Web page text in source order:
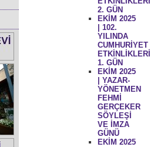
2. GÜN
EKİM 2025
| 102.
YILINDA
CUMHURİYET
ETKİNLİKLERİ
1. GÜN
EKİM 2025
| YAZAR-
YÖNETMEN
FEHMİ
GERÇEKER
SÖYLEŞİ
VE İMZA
GÜNÜ
EKİM 2025